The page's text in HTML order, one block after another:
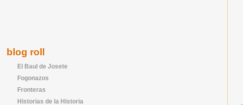
blog roll
El Baul de Josete
Fogonazos
Fronteras
Historias de la Historia